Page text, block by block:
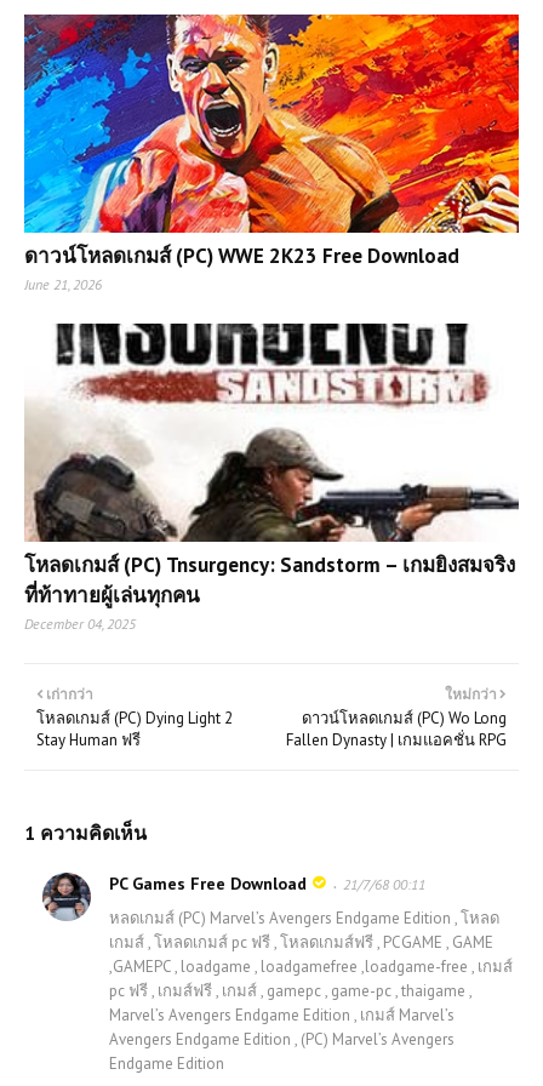
ดาวน์โหลดเกมส์ (PC) WWE 2K23 Free Download
June 21, 2026
โหลดเกมส์ (PC) Tnsurgency: Sandstorm – เกมยิงสมจริง
ที่ท้าทายผู้เล่นทุกคน
December 04, 2025
ใหม่กว่า
ดาวน์โหลดเกมส์ (PC) Wo Long
Fallen Dynasty | เกมแอคชั่น RPG
เก่ากว่า
โหลดเกมส์ (PC) Dying Light 2
Stay Human ฟรี
1 ความคิดเห็น
PC Games Free Download 21/7/68 00:11
หลดเกมส์ (PC) Marvel’s Avengers Endgame Edition , โหลด
เกมส์ , โหลดเกมส์ pc ฟรี , โหลดเกมส์ฟรี , PCGAME , GAME
,GAMEPC , loadgame , loadgamefree ,loadgame-free , เกมส์
pc ฟรี , เกมส์ฟรี , เกมส์ , gamepc , game-pc , thaigame ,
Marvel’s Avengers Endgame Edition , เกมส์ Marvel’s
Avengers Endgame Edition , (PC) Marvel’s Avengers
Endgame Edition